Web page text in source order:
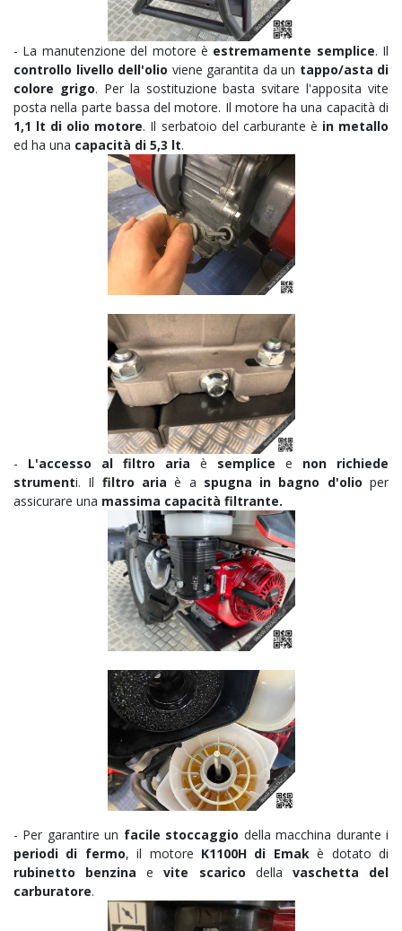
- La manutenzione del motore è estremamente semplice. Il
controllo livello dell'olio viene garantita da un tappo/asta di
colore grigo. Per la sostituzione basta svitare l'apposita vite
posta nella parte bassa del motore. Il motore ha una capacità di
1,1 lt di olio motore. Il serbatoio del carburante è in metallo
ed ha una capacità di 5,3 lt.
- L'accesso al filtro aria è semplice e non richiede
strumenti. Il filtro aria è a spugna in bagno d'olio per
assicurare una massima capacità filtrante.
- Per garantire un facile stoccaggio della macchina durante i
periodi di fermo, il motore K1100H di Emakè dotato di
rubinetto benzina evite scarico della vaschetta del
carburatore.